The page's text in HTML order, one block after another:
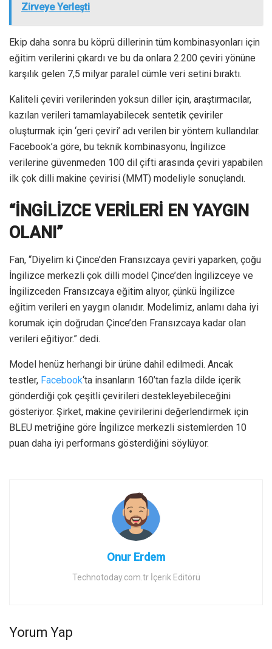
Zirveye Yerleşti
Ekip daha sonra bu köprü dillerinin tüm kombinasyonları için
eğitim verilerini çıkardı ve bu da onlara 2.200 çeviri yönüne
karşılık gelen 7,5 milyar paralel cümle veri setini bıraktı.
Kaliteli çeviri verilerinden yoksun diller için, araştırmacılar,
kazılan verileri tamamlayabilecek sentetik çeviriler
oluşturmak için ‘geri çeviri’ adı verilen bir yöntem kullandılar.
Facebook’a göre, bu teknik kombinasyonu, İngilizce
verilerine güvenmeden 100 dil çifti arasında çeviri yapabilen
ilk çok dilli makine çevirisi (MMT) modeliyle sonuçlandı.
“İNGİLİZCE VERİLERİ EN YAYGIN
OLANI”
Fan, “Diyelim ki Çince’den Fransızcaya çeviri yaparken, çoğu
İngilizce merkezli çok dilli model Çince’den İngilizceye ve
İngilizceden Fransızcaya eğitim alıyor, çünkü İngilizce
eğitim verileri en yaygın olanıdır. Modelimiz, anlamı daha iyi
korumak için doğrudan Çince’den Fransızcaya kadar olan
verileri eğitiyor.” dedi.
Model henüz herhangi bir ürüne dahil edilmedi. Ancak
testler, Facebook‘ta insanların 160’tan fazla dilde içerik
gönderdiği çok çeşitli çevirileri destekleyebileceğini
gösteriyor. Şirket, makine çevirilerini değerlendirmek için
BLEU metriğine göre İngilizce merkezli sistemlerden 10
puan daha iyi performans gösterdiğini söylüyor.
Onur Erdem
Technotoday.com.tr İçerik Editörü
Yorum Yap